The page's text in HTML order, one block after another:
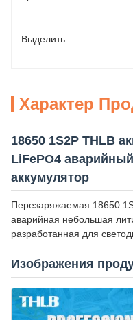
Выделить:
Характер
18650 1S2P THLB
LiFePO4
аккумулятор
Перезаряжаемая 18650
аварийная небольшая
разработанная для
Изображения